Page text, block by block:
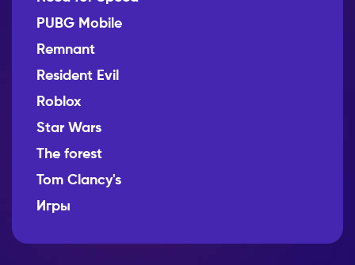
PUBG Mobile
Remnant
Resident Evil
Roblox
Star Wars
The forest
Tom Clancy's
Игры